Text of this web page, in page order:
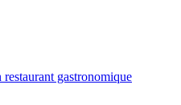
gastronomique